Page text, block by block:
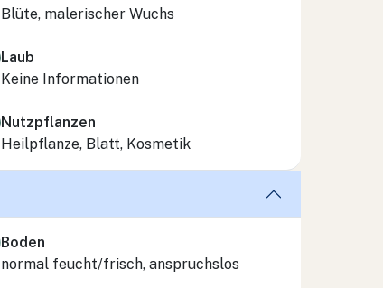
Blüte, malerischer Wuchs
Laub
Keine Informationen
Nutzpflanzen
Heilpflanze, Blatt, Kosmetik
Boden
normal feucht/frisch, anspruchslos